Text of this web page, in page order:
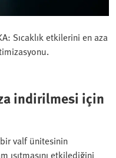
Sıcaklık etkilerini en aza
indirilmesi için
valf ünitesinin
ısıtmasını etkilediğini